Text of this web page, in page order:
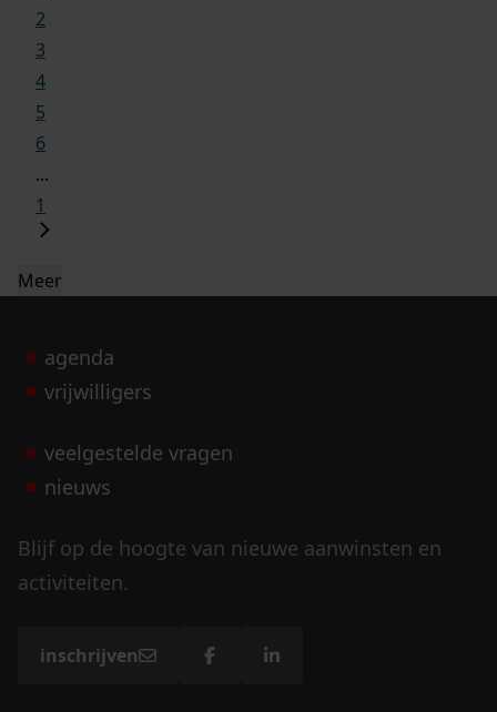
2
3
4
5
6
...
1
Meer
agenda
vrijwilligers
veelgestelde vragen
nieuws
Blijf op de hoogte van nieuwe aanwinsten en
activiteiten.
inschrijven